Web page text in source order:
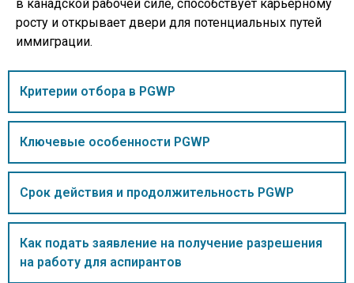
в канадской рабочей силе, способствует карьерному
росту и открывает двери для потенциальных путей
иммиграции.
Критерии отбора в PGWP
Ключевые особенности PGWP
Срок действия и продолжительность PGWP
Как подать заявление на получение разрешения
на работу для аспирантов